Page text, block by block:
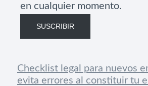
en cualquier momento.
SUSCRIBIR
Checklist legal para nuevos
evita errores al constituir tu